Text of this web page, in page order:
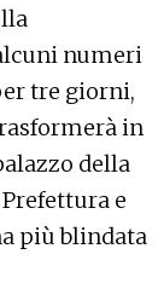
numeri
tre giorni,
in
della
e
più blindata